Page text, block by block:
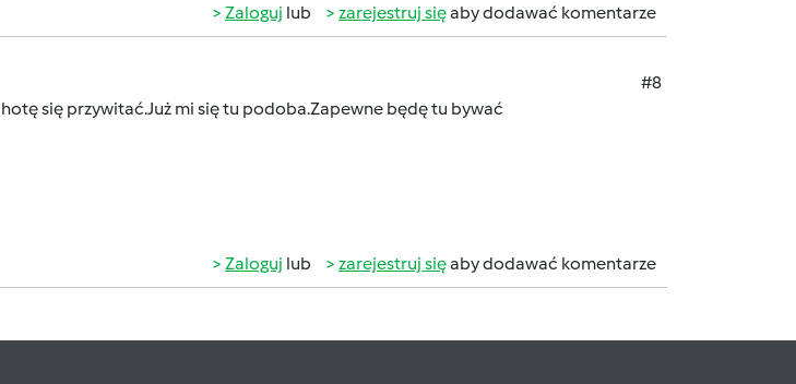
Zaloguj lub zarejestruj sięaby dodawać komentarze
#8
się przywitać.Już mi się tu podoba.Zapewne będę tu bywać
Zaloguj lub zarejestruj sięaby dodawać komentarze